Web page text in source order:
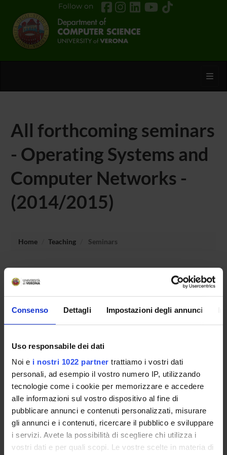
Consenso Dettagli Impostazioni degli annunci
Uso responsabile dei dati
Noi e i nostri 1022 partner trattiamo i vostri dati
personali, ad esempio il vostro numero IP, utilizzando
tecnologie come i cookie per memorizzare e accedere
alle informazioni sul vostro dispositivo al fine di
pubblicare annunci e contenuti personalizzati, misurare
gli annunci e i contenuti, ricercare il pubblico e sviluppare
i servizi. Avete la possibilità di scegliere chi utilizza i
vostri dati e per quali scopi. Le vostre scelte in materia di
Follow on
All forthcoming seminars
- Operating Systems and
Computer Networks -
(2014/2015)
Home Teaching Seminars
Systems and Computer Networks .
COURSES
PHD PROGRAMMES AND POSTGRADUATE
TRAINING
Contacts
People
Places